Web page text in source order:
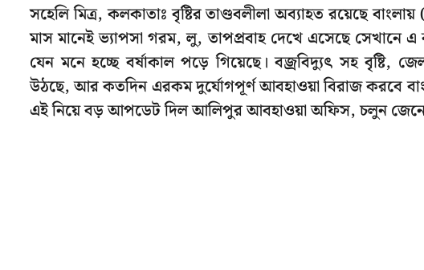
সহেলি মিত্র, কলকাতাঃ বৃষ্টির তাণ্ডবলীলা অব্যাহত রয়েছে
মাস মানেই ভ্যাপসা গরম, লু, তাপপ্রবাহ দেখে এসেছে
যেন মনে হচ্ছে বর্ষাকাল পড়ে গিয়েছে। বজ্রবিদ্যুৎ সহ বৃষ্টি,
উঠছে, আর কতদিন এরকম দুর্যোগপূর্ণ আবহাওয়া বিরাজ করবে
এই নিয়ে বড় আপডেট দিল আলিপুর আবহাওয়া অফিস, চলুন জেনে